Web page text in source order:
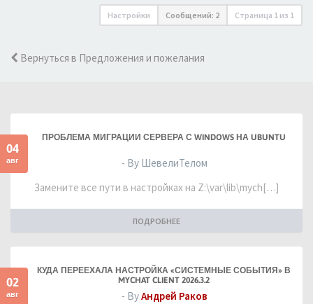
Настройки Сообщений: 2 Страница 1 из 1
Вернуться в Предложения и пожелания
04
авг
ПРОБЛЕМА МИГРАЦИИ СЕРВЕРА С WINDOWS НА UBUNTU
- By ШевелиТелом
Замените все пути в настройках на Z:\var\lib\mych[…]
ПОДРОБНЕЕ
02
авг
КУДА ПЕРЕЕХАЛА НАСТРОЙКА «СИСТЕМНЫЕ СОБЫТИЯ» В
MYCHAT CLIENT 2026.3.2
- ByАндрей Раков